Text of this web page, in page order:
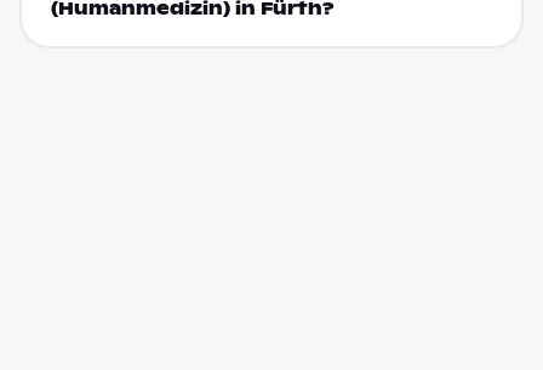
(Humanmedizin) in Fürth?